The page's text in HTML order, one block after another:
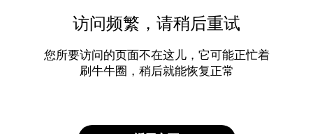
访问频繁，请稍后重试
您所要访问的页面不在这儿，它可能正忙着
刷牛牛圈，稍后就能恢复正常